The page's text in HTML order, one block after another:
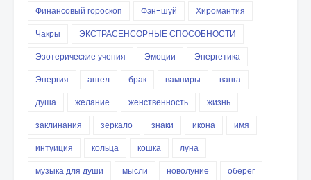
Финансовый гороскоп
Фэн-шуй
Хиромантия
Чакры
ЭКСТРАСЕНСОРНЫЕ СПОСОБНОСТИ
Эзотерические учения
Эмоции
Энергетика
Энергия
ангел брак вампиры
ванга
душа
желание женственность
жизнь
заклинания
зеркало знаки икона
имя
интуиция
кольца кошка
луна
музыка для души
мысли новолуние
оберег